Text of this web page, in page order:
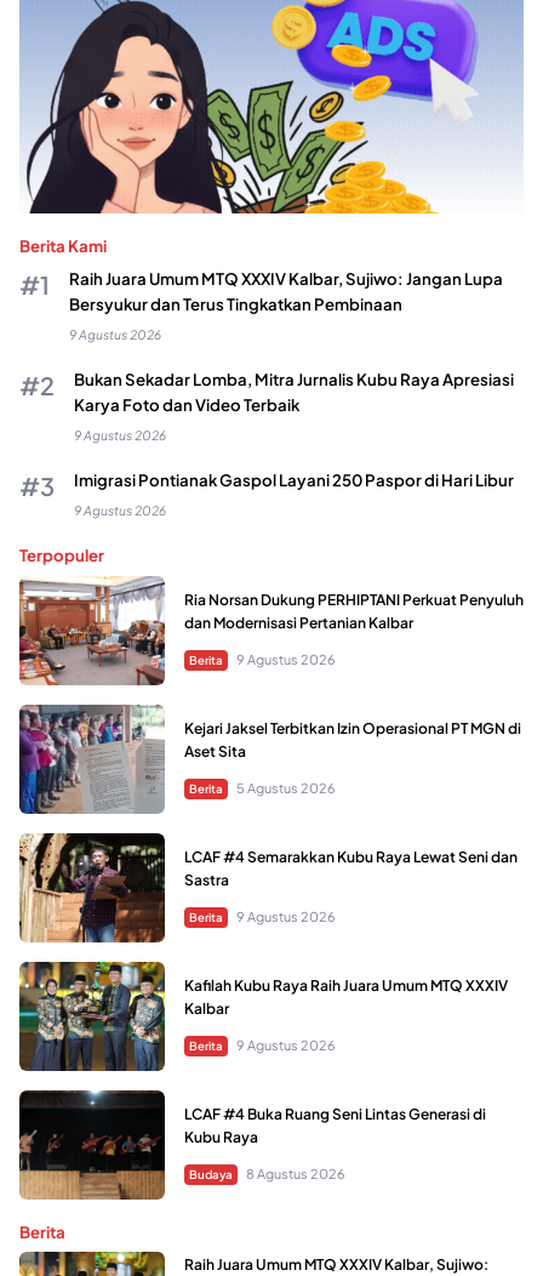
Berita Kami
Raih Juara Umum MTQ XXXIV Kalbar, Sujiwo: Jangan Lupa
Bersyukur dan Terus Tingkatkan Pembinaan
9 Agustus 2026
Bukan Sekadar Lomba, Mitra Jurnalis Kubu Raya Apresiasi
Karya Foto dan Video Terbaik
9 Agustus 2026
Imigrasi Pontianak Gaspol Layani 250 Paspor di Hari Libur
9 Agustus 2026
Terpopuler
Ria Norsan Dukung PERHIPTANI Perkuat Penyuluh
dan Modernisasi Pertanian Kalbar
Berita 9 Agustus 2026
Kejari Jaksel Terbitkan Izin Operasional PT MGN di
Aset Sita
Berita 5 Agustus 2026
LCAF #4 Semarakkan Kubu Raya Lewat Seni dan
Sastra
Berita 9 Agustus 2026
Kafilah Kubu Raya Raih Juara Umum MTQ XXXIV
Kalbar
Berita 9 Agustus 2026
LCAF #4 Buka Ruang Seni Lintas Generasi di
Kubu Raya
Budaya 8 Agustus 2026
Berita
Raih Juara Umum MTQ XXXIV Kalbar, Sujiwo: